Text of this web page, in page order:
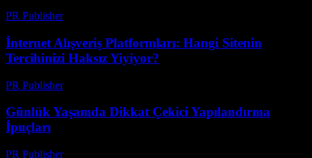
PR Publisher-
İnternet Alışveriş Platformları: Hangi Sitenin
Tercihinizi Haksız Yiyiyor?
PR Publisher-
Günlük Yaşamda Dikkat Çekici Yapılandırma
İpuçları
PR Publisher-